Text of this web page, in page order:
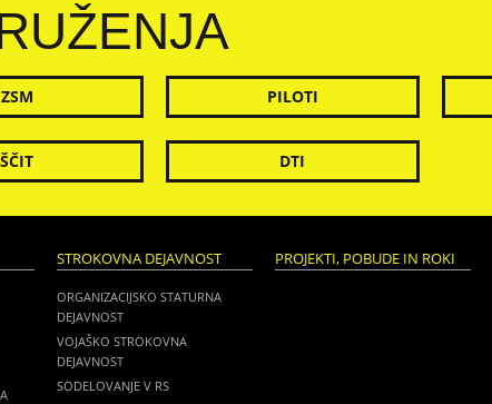
ZSM PILOTI
ŠČIT DTI
STROKOVNA DEJAVNOST
ORGANIZACIJSKO STATURNA
DEJAVNOST
VOJAŠKO STROKOVNA
DEJAVNOST
SODELOVANJE V RS
PROJEKTI, POBUDE IN ROKI